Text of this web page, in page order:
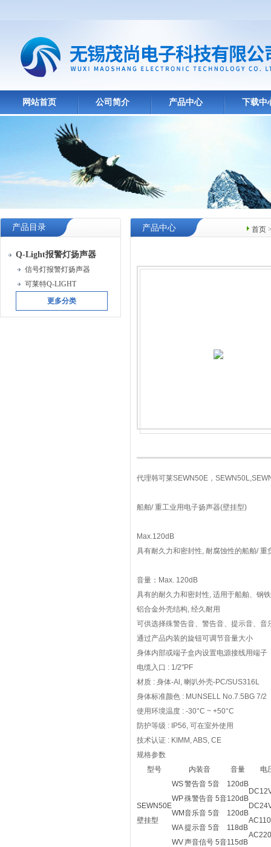
网站首页 公司简介 产品中心 下载中
产品目录
Q-Light报警灯扬声器
信号灯报警灯扬声器
可莱特Q-LIGHT
更多分类
首页
产品中心
代理韩可莱SEWN50E，
船舶/ 重工业用电子扬声器(壁挂型)
Max.120dB
具有耐久力和密封性, 耐腐蚀性的船舶/ 重
音量：Max. 120dB
具有的耐久力和密封性, 适用于船舶、钢
铝合金外壳结构, 经久耐用
可供选择殊警告音、警告音、提示音、
通过产品内装的旋钮可调节音量大小
身体内部或端子盒内设置电源接线用端子
电缆入口 : 1/2″PF
材质 : 身体-Al, 喇叭外壳-PC/SUS316L
身体标准颜色 : MUNSELL No.7.5BG 7/2
使用环境温度 : -30°C ~ +50°C
防护等级 : IP56, 可在室外使用
技术认证 : KIMM, ABS, CE
规格参数
型号
内装音 音量 电
SEWN50E
壁挂型
WS警告音 5音
120dB
WP殊警告音 5音120dB
WM音乐音 5音
120dB
WA提示音 5音
118dB
WV声音信号 5音115dB